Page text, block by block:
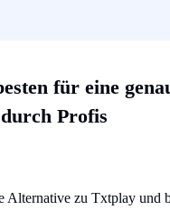
für eine
Profis
Alternative zu Txtplay und